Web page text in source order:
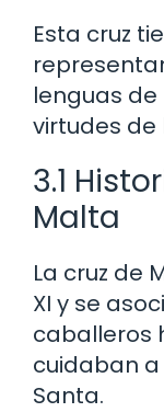
Esta cruz
lenguas de
virtudes
3.1
Malta
La cruz de
XI y se
caballeros
cuidaban a
Santa.